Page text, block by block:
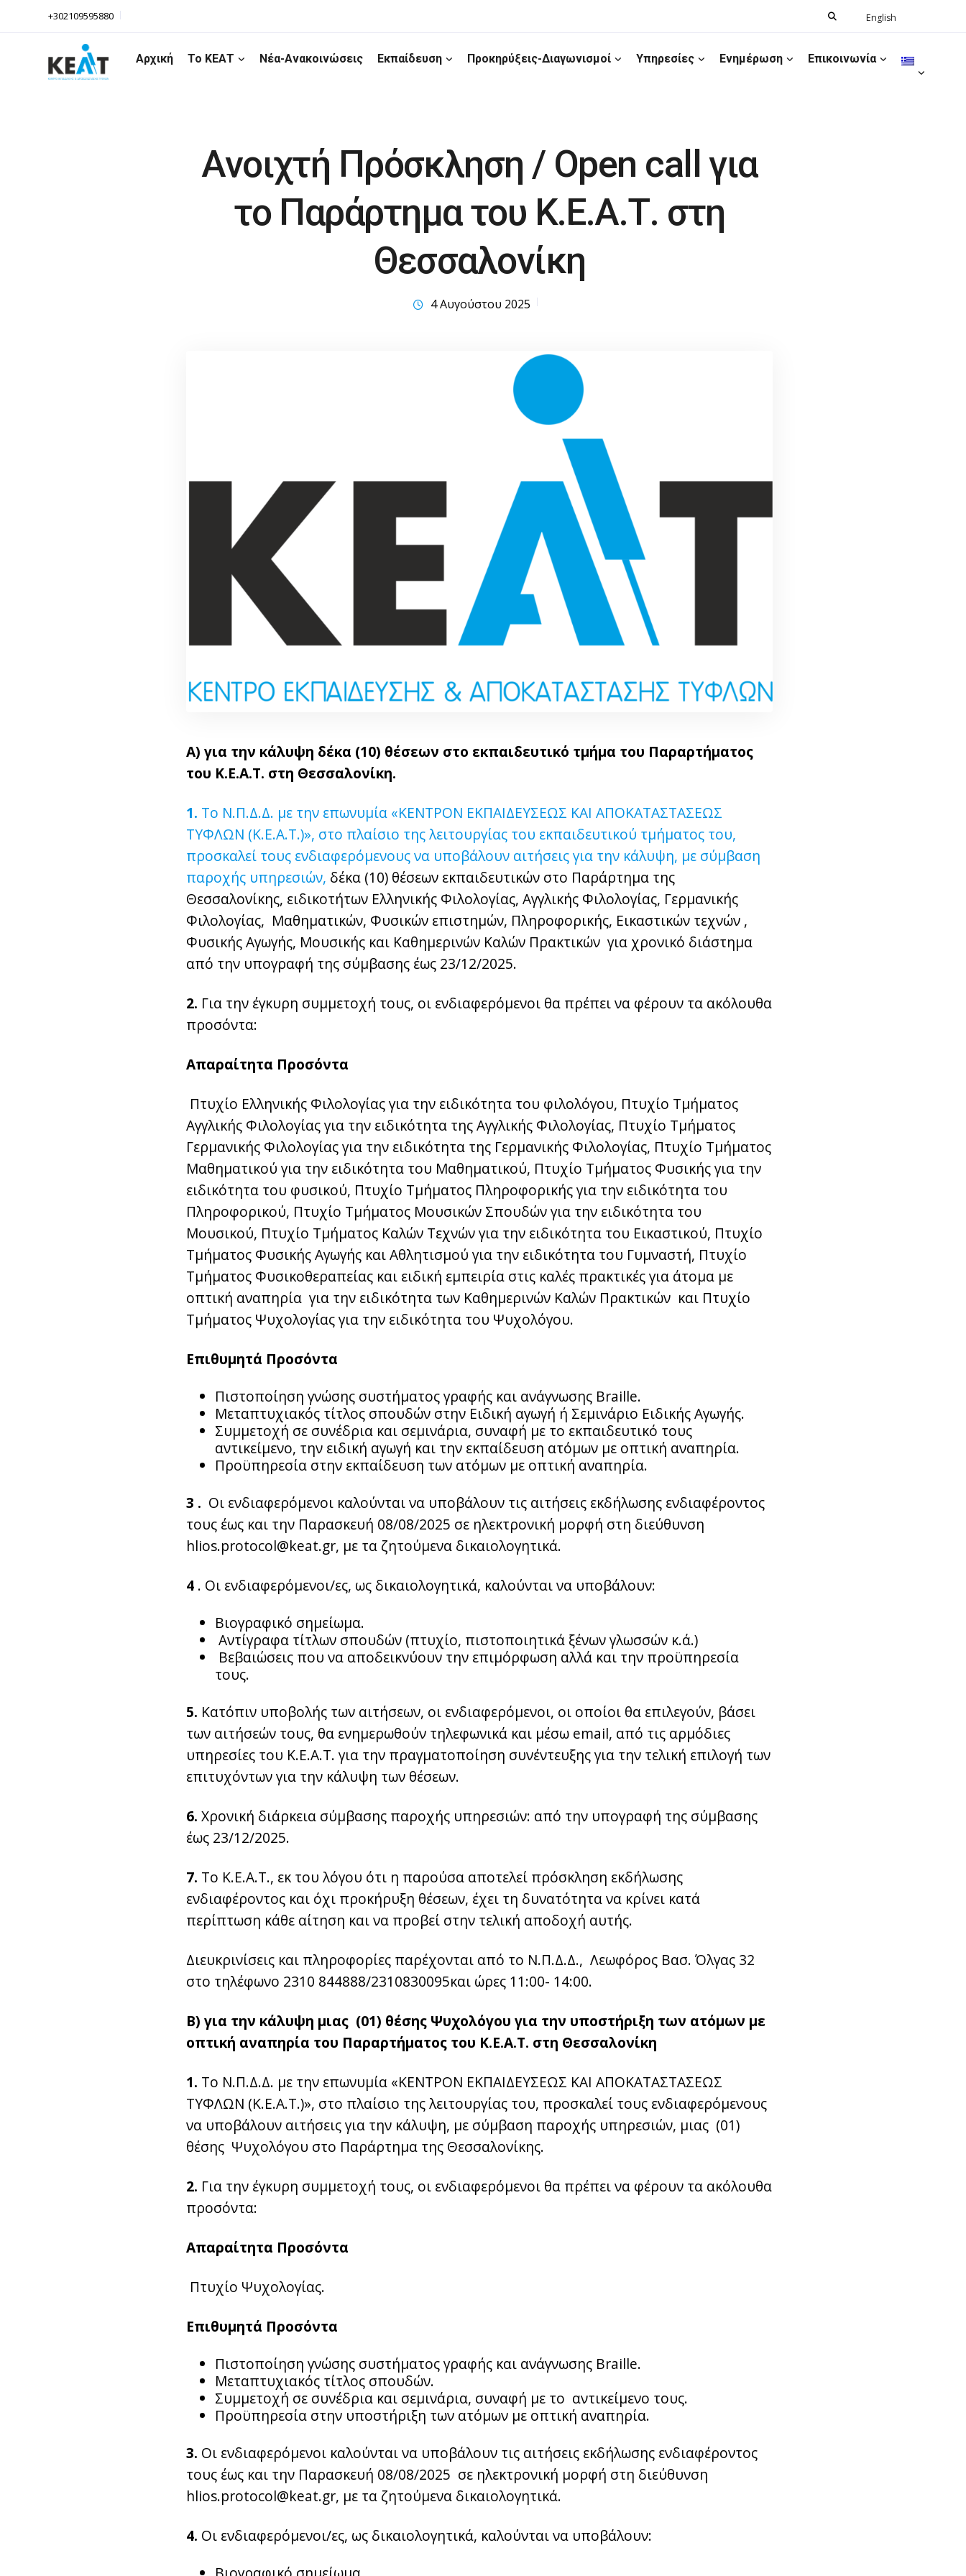
SearchEnglish
+302109595880
Αρχική Το ΚΕΑΤ Νέα-Ανακοινώσεις Εκπαίδευση Προκηρύξεις-Διαγωνισμοί Υπηρεσίες Ενημέρωση Επικοινωνία
Ανοιχτή Πρόσκληση / Open call για
το Παράρτημα του Κ.Ε.Α.Τ. στη
Θεσσαλονίκη
4 Αυγούστου 2025
Α) για την κάλυψη δέκα (10) θέσεων στο εκπαιδευτικό τμήμα του Παραρτήματος
του Κ.Ε.Α.Τ. στη Θεσσαλονίκη.
1. Το Ν.Π.Δ.Δ. με την επωνυμία «ΚΕΝΤΡΟΝ ΕΚΠΑΙΔΕΥΣΕΩΣ ΚΑΙ ΑΠΟΚΑΤΑΣΤΑΣΕΩΣ
ΤΥΦΛΩΝ (Κ.Ε.Α.Τ.)», στο πλαίσιο της λειτουργίας του εκπαιδευτικού τμήματος του,
προσκαλεί τους ενδιαφερόμενους να υποβάλουν αιτήσεις για την κάλυψη, με σύμβαση
παροχής υπηρεσιών, δέκα (10) θέσεων εκπαιδευτικών στο Παράρτημα της
Θεσσαλονίκης, ειδικοτήτων Ελληνικής Φιλολογίας, Αγγλικής Φιλολογίας, Γερμανικής
Φιλολογίας, Μαθηματικών, Φυσικών επιστημών, Πληροφορικής, Εικαστικών τεχνών ,
Φυσικής Αγωγής, Μουσικής και Καθημερινών Καλών Πρακτικών για χρονικό διάστημα
από την υπογραφή της σύμβασης έως 23/12/2025.
2. Για την έγκυρη συμμετοχή τους, οι ενδιαφερόμενοι θα πρέπει να φέρουν τα ακόλουθα
προσόντα:
Απαραίτητα Προσόντα
Πτυχίο Ελληνικής Φιλολογίας για την ειδικότητα του φιλολόγου, Πτυχίο Τμήματος
Αγγλικής Φιλολογίας για την ειδικότητα της Αγγλικής Φιλολογίας, Πτυχίο Τμήματος
Γερμανικής Φιλολογίας για την ειδικότητα της Γερμανικής Φιλολογίας, Πτυχίο Τμήματος
Μαθηματικού για την ειδικότητα του Μαθηματικού, Πτυχίο Τμήματος Φυσικής για την
ειδικότητα του φυσικού, Πτυχίο Τμήματος Πληροφορικής για την ειδικότητα του
Πληροφορικού, Πτυχίο Τμήματος Μουσικών Σπουδών για την ειδικότητα του
Μουσικού, Πτυχίο Τμήματος Καλών Τεχνών για την ειδικότητα του Εικαστικού, Πτυχίο
Τμήματος Φυσικής Αγωγής και Αθλητισμού για την ειδικότητα του Γυμναστή, Πτυχίο
Τμήματος Φυσικοθεραπείας και ειδική εμπειρία στις καλές πρακτικές για άτομα με
οπτική αναπηρία για την ειδικότητα των Καθημερινών Καλών Πρακτικών και Πτυχίο
Τμήματος Ψυχολογίας για την ειδικότητα του Ψυχολόγου.
Επιθυμητά Προσόντα
Πιστοποίηση γνώσης συστήματος γραφής και ανάγνωσης Braille.
Μεταπτυχιακός τίτλος σπουδών στην Ειδική αγωγή ή Σεμινάριο Ειδικής Αγωγής.
Συμμετοχή σε συνέδρια και σεμινάρια, συναφή με το εκπαιδευτικό τους
αντικείμενο, την ειδική αγωγή και την εκπαίδευση ατόμων με οπτική αναπηρία.
Προϋπηρεσία στην εκπαίδευση των ατόμων με οπτική αναπηρία.
3 . Οι ενδιαφερόμενοι καλούνται να υποβάλουν τις αιτήσεις εκδήλωσης ενδιαφέροντος
τους έως και την Παρασκευή 08/08/2025 σε ηλεκτρονική μορφή στη διεύθυνση
hlios.protocol@keat.gr, με τα ζητούμενα δικαιολογητικά.
4 . Οι ενδιαφερόμενοι/ες, ως δικαιολογητικά, καλούνται να υποβάλουν:
Βιογραφικό σημείωμα.
Αντίγραφα τίτλων σπουδών (πτυχίο, πιστοποιητικά ξένων γλωσσών κ.ά.)
Βεβαιώσεις που να αποδεικνύουν την επιμόρφωση αλλά και την προϋπηρεσία
τους.
5. Κατόπιν υποβολής των αιτήσεων, οι ενδιαφερόμενοι, οι οποίοι θα επιλεγούν, βάσει
των αιτήσεών τους, θα ενημερωθούν τηλεφωνικά και μέσω email, από τις αρμόδιες
υπηρεσίες του Κ.Ε.Α.Τ. για την πραγματοποίηση συνέντευξης για την τελική επιλογή των
επιτυχόντων για την κάλυψη των θέσεων.
6. Χρονική διάρκεια σύμβασης παροχής υπηρεσιών: από την υπογραφή της σύμβασης
έως 23/12/2025.
7. Το Κ.Ε.Α.Τ., εκ του λόγου ότι η παρούσα αποτελεί πρόσκληση εκδήλωσης
ενδιαφέροντος και όχι προκήρυξη θέσεων, έχει τη δυνατότητα να κρίνει κατά
περίπτωση κάθε αίτηση και να προβεί στην τελική αποδοχή αυτής.
Διευκρινίσεις και πληροφορίες παρέχονται από το Ν.Π.Δ.Δ., Λεωφόρος Βασ. Όλγας 32
στο τηλέφωνο 2310 844888/2310830095και ώρες 11:00- 14:00.
Β)για την κάλυψη μιας (01) θέσης Ψυχολόγου για την υποστήριξη των ατόμων με
οπτική αναπηρία του Παραρτήματος του Κ.Ε.Α.Τ. στη Θεσσαλονίκη
1. Το Ν.Π.Δ.Δ. με την επωνυμία «ΚΕΝΤΡΟΝ ΕΚΠΑΙΔΕΥΣΕΩΣ ΚΑΙ ΑΠΟΚΑΤΑΣΤΑΣΕΩΣ
ΤΥΦΛΩΝ (Κ.Ε.Α.Τ.)», στο πλαίσιο της λειτουργίας του, προσκαλεί τους ενδιαφερόμενους
να υποβάλουν αιτήσεις για την κάλυψη, με σύμβαση παροχής υπηρεσιών, μιας (01)
θέσης Ψυχολόγου στο Παράρτημα της Θεσσαλονίκης.
2. Για την έγκυρη συμμετοχή τους, οι ενδιαφερόμενοι θα πρέπει να φέρουν τα ακόλουθα
προσόντα:
Απαραίτητα Προσόντα
Πτυχίο Ψυχολογίας.
Επιθυμητά Προσόντα
Πιστοποίηση γνώσης συστήματος γραφής και ανάγνωσης Braille.
Μεταπτυχιακός τίτλος σπουδών.
Συμμετοχή σε συνέδρια και σεμινάρια, συναφή με το αντικείμενο τους.
Προϋπηρεσία στην υποστήριξη των ατόμων με οπτική αναπηρία.
3. Οι ενδιαφερόμενοι καλούνται να υποβάλουν τις αιτήσεις εκδήλωσης ενδιαφέροντος
τους έως και την Παρασκευή 08/08/2025 σε ηλεκτρονική μορφή στη διεύθυνση
hlios.protocol@keat.gr, με τα ζητούμενα δικαιολογητικά.
4. Οι ενδιαφερόμενοι/ες, ως δικαιολογητικά, καλούνται να υποβάλουν: